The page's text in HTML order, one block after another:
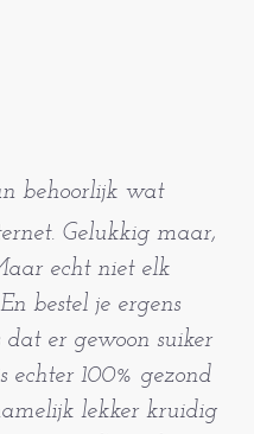
behoorlijk wat
Gelukkig maar,
echt niet elk
bestel je ergens
dat er gewoon suiker
100% gezond
lekker kruidig